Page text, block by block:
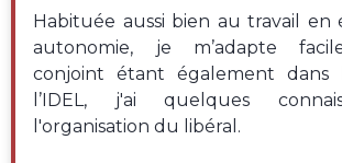
Habituée aussi bien au travail en
autonomie, je m’adapte
conjoint étant également
l’IDEL, j'ai quelques
l'organisation du libéral.